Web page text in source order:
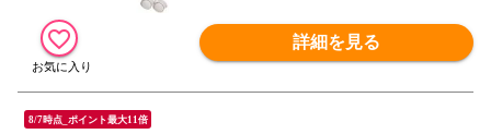
詳細を見る
8/7時点_ポイント最大11倍